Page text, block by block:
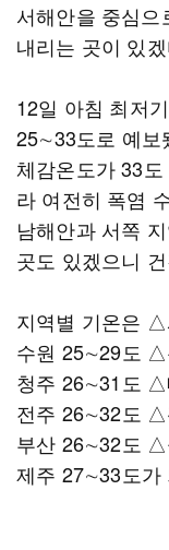
서해안을 중심
내리는 곳이 있
12일 아침 최저
25∼33도로 예보
체감온도가 33
라 여전히 폭염
남해안과 서쪽
곳도 있겠으니
지역별 기온은
수원 25∼29도
청주 26∼31도
전주 26∼32도
부산 26∼32도
제주 27∼33도가